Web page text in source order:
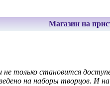
Магазин на
только становится
на наборы творцов. И